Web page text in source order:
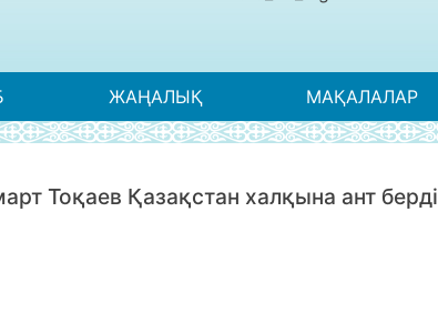
ЖАҢАЛЫҚ МАҚАЛАЛАР
Тоқаев Қазақстан халқына ант берді